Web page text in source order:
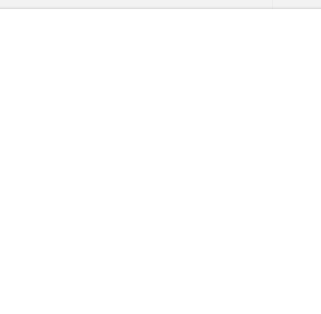
para una empresa
y mantenimiento de